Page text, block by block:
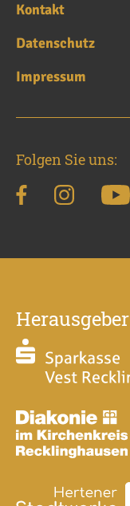
Kontakt
Datenschutz
Impressum
Folgen Sie uns:
Herausgeber